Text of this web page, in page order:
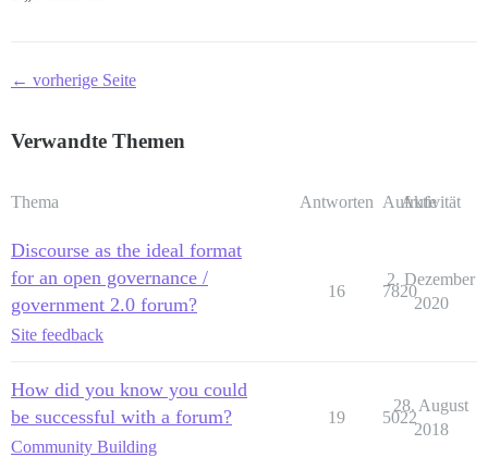
← vorherige Seite
Verwandte Themen
Thema Antworten Aufrufe
Aktivität
Discourse as the ideal format
for an open governance /
government 2.0 forum?
Site feedback
16 7820
2. Dezember
2020
How did you know you could
be successful with a forum?
Community Building
19 5022
28. August
2018